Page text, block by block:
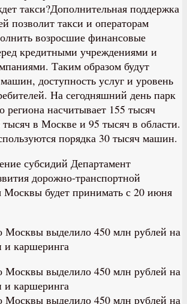
такси?Дополнительная поддержка
позволит такси и операторам
возросшие финансовые
кредитными учреждениями и
Таким образом будут
доступность услуг и уровень
На сегодняшний день парк
региона насчитывает 155 тысяч
в Москве и 95 тысяч в области.
порядка 30 тысяч машин.
субсидий Департамент
дорожно-транспортной
Москвы будет принимать с 20 июня